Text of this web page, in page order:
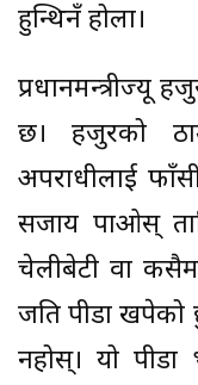
हुन्थिनँ होला।
प्रधानमन्त्रीज्यू
छ। हजुरको
अपराधीलाई
सजाय पाओस्
चेलीबेटी वा
जति पीडा खपेको
नहोस्। यो पीडा